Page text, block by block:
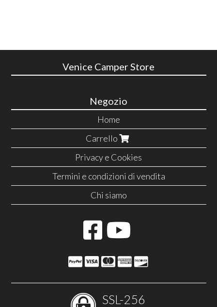
Venice Camper Store
Negozio
Home
Carrello
Privacy e Cookies
Termini e condizioni di vendita
Chi siamo
SSL-256